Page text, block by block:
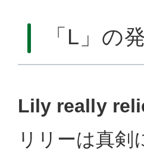
「L」の
Lily really
リリーは真剣